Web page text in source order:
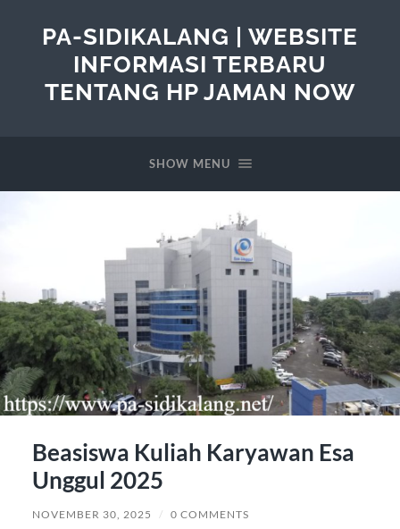
PA-SIDIKALANG | WEBSITE
INFORMASI TERBARU
TENTANG HP JAMAN NOW
SHOW MENU
Beasiswa Kuliah Karyawan Esa
Unggul 2025
NOVEMBER 30, 2025 / 0 COMMENTS